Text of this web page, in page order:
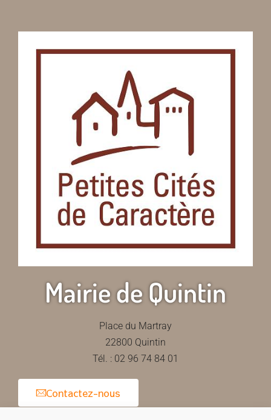
Mairie de Quintin
Place du Martray
22800 Quintin
Tél. : 02 96 74 84 01
Contactez-nous